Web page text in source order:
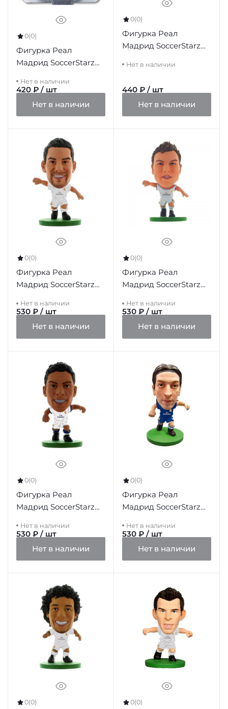
0(0)
Фигурка Реал
Мадрид SoccerStarz
Нет в наличии
420 ₽ / шт
Нет в наличии
0(0)
Фигурка Реал
Мадрид SoccerStarz
Нет в наличии
440 ₽ / шт
Нет в наличии
0(0)
Фигурка Реал
Мадрид SoccerStarz
Нет в наличии
530 ₽ / шт
Нет в наличии
0(0)
Фигурка Реал
Мадрид SoccerStarz
Нет в наличии
530 ₽ / шт
Нет в наличии
0(0)
Фигурка Реал
Мадрид SoccerStarz
Нет в наличии
530 ₽ / шт
Нет в наличии
0(0)
Фигурка Реал
Мадрид SoccerStarz
Нет в наличии
530 ₽ / шт
Нет в наличии
0(0) 0(0)